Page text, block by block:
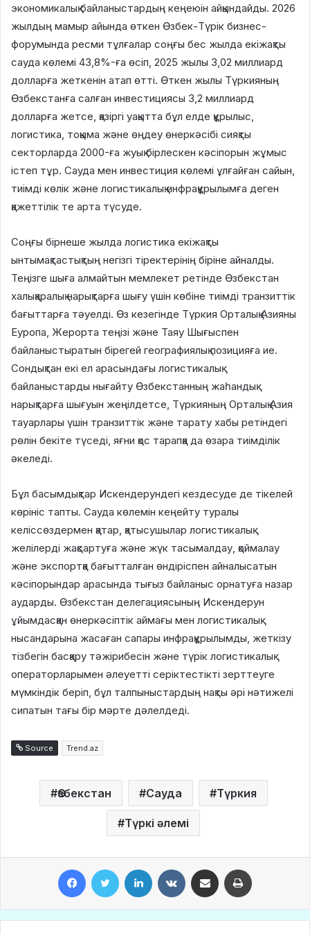
экономикалық байланыстардың кеңеюін айқындайды. 2026
жылдың мамыр айында өткен Өзбек-Түрік бизнес-
форумында ресми тұлғалар соңғы бес жылда екіжақты
сауда көлемі 43,8%-ға өсіп, 2025 жылы 3,02 миллиард
долларға жеткенін атап өтті. Өткен жылы Түркияның
Өзбекстанға салған инвестициясы 3,2 миллиард
долларға жетсе, қазіргі уақытта бұл елде құрылыс,
логистика, тоқыма және өңдеу өнеркәсібі сияқты
секторларда 2000-ға жуық бірлескен кәсіпорын жұмыс
істеп тұр. Сауда мен инвестиция көлемі ұлғайған сайын,
тиімді көлік және логистикалық инфрақұрылымға деген
қажеттілік те арта түсуде.
Соңғы бірнеше жылда логистика екіжақты
ынтымақтастықтың негізгі тіректерінің біріне айналды.
Теңізге шыға алмайтын мемлекет ретінде Өзбекстан
халықаралық нарықтарға шығу үшін көбіне тиімді транзиттік
бағыттарға тәуелді. Өз кезегінде Түркия Орталық Азияны
Еуропа, Жерорта теңізі және Таяу Шығыспен
байланыстыратын бірегей географиялық позицияға ие.
Сондықтан екі ел арасындағы логистикалық
байланыстарды нығайту Өзбекстанның жаһандық
нарықтарға шығуын жеңілдетсе, Түркияның Орталық Азия
тауарлары үшін транзиттік және тарату хабы ретіндегі
рөлін бекіте түседі, яғни қос тарапқа да өзара тиімділік
әкеледі.
Бұл басымдықтар Искендерундегі кездесуде де тікелей
көрініс тапты. Сауда көлемін кеңейту туралы
келіссөздермен қатар, қатысушылар логистикалық
желілерді жақсартуға және жүк тасымалдау, қоймалау
және экспортқа бағытталған өндіріспен айналысатын
кәсіпорындар арасында тығыз байланыс орнатуға назар
аударды. Өзбекстан делегациясының Искендерун
ұйымдасқан өнеркәсіптік аймағы мен логистикалық
нысандарына жасаған сапары инфрақұрылымды, жеткізу
тізбегін басқару тәжірибесін және түрік логистикалық
операторларымен әлеуетті серіктестікті зерттеуге
мүмкіндік беріп, бұл талпыныстардың нақты әрі нәтижелі
сипатын тағы бір мәрте дәлелдеді.
Source Trend.az
Өзбекстан Сауда Түркия
Түркі әлемі